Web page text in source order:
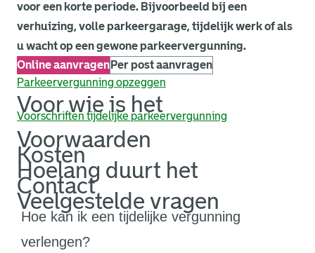
voor een korte periode. Bijvoorbeeld bij een
verhuizing, volle parkeergarage, tijdelijk werk of als
u wacht op een gewone parkeervergunning.
Online aanvragen Per post aanvragen
Parkeervergunning opzeggen
Voor wie is het
Voorschriften tijdelijke parkeervergunning
Voorwaarden
Kosten
Hoelang duurt het
Contact
Veelgestelde vragen
Hoe kan ik een tijdelijke vergunning
verlengen?